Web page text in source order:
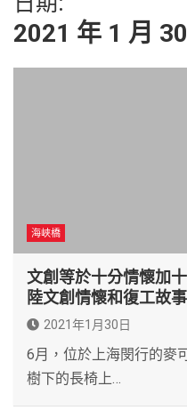
2021 年 1 月
海峽橋
文創等於十分情懷加
陸文創情懷和復工故事
2021年1月30日
6月，位於上海閔行的麥
樹下的長椅上…